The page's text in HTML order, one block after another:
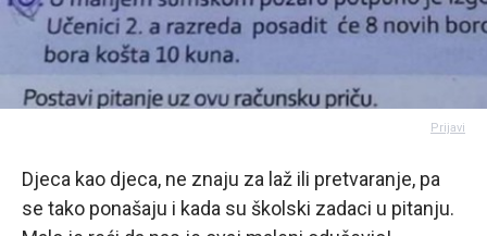
Prijavi
Djeca kao djeca, ne znaju za laž ili pretvaranje, pa
se tako ponašaju i kada su školski zadaci u pitanju.